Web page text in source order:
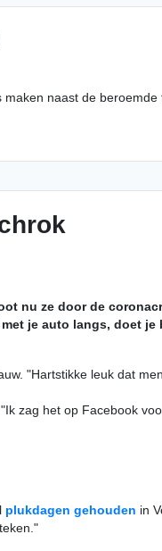
naast de
nu ze door de
je auto langs, doet
"Hartstikke leuk dat
zag het op Facebook
plukdagen gehouden in